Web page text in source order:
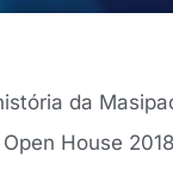
da
House